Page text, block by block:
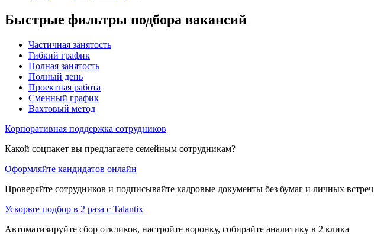
Быстрые фильтры подбора вакансий
Частичная занятость
Гибкий график
Полная занятость
Полный день
Проектная работа
Сменный график
Вахтовый метод
Корпоративная поддержка сотрудников
Какой соцпакет вы предлагаете семейным сотрудникам?
Оформляйте кандидатов онлайн
Проверяйте сотрудников и подписывайте кадровые документы без бумаг и личных встреч
Ускорьте подбор в 2 раза с Talantix
Автоматизируйте сбор откликов, настройте воронку, собирайте аналитику в 2 клика